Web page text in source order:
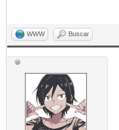
WWW Buscar